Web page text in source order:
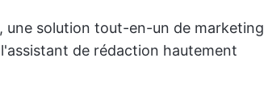
, une solution tout-en-un de marketing
de rédaction hautement